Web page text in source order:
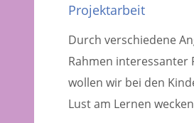
Projektarbeit
Durch verschiedene
Rahmen interessanter
wollen wir bei den
Lust am Lernen